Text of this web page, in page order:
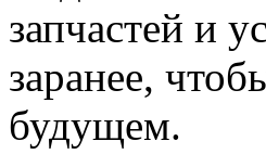
запчастей и
заранее,
будущем.